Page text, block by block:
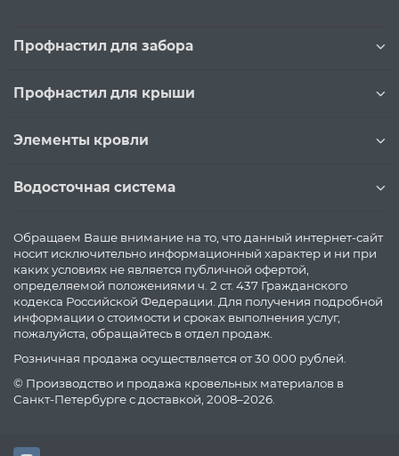
Профнастил для забора
Профнастил для крыши
Элементы кровли
Водосточная система
Обращаем Ваше внимание на то, что данный интернет-сайт
носит исключительно информационный характер и ни при
каких условиях не является публичной офертой,
определяемой положениями ч. 2 ст. 437 Гражданского
кодекса Российской Федерации. Для получения подробной
информации о стоимости и сроках выполнения услуг,
пожалуйста, обращайтесь в отдел продаж.
Розничная продажа осуществляется от 30 000 рублей.
© Производство и продажа кровельных материалов в
Санкт-Петербурге с доставкой, 2008–2026.